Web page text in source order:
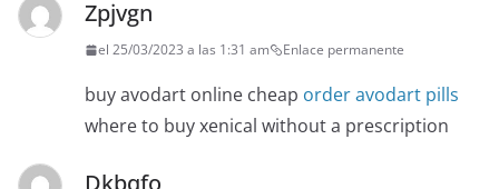
Zpjvgn
el 25/03/2023 a las 1:31 am Enlace permanente
buy avodart online cheap order avodart pills
where to buy xenical without a prescription